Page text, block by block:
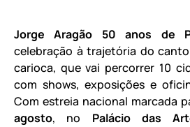
Jorge Aragão 50 anos de
celebração à trajetória do
carioca, que vai percorrer 10
com shows, exposições e
Com estreia nacional marcada
agosto, no Palácio das